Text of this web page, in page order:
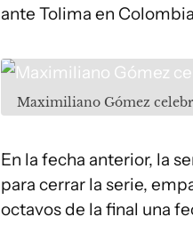
ante Tolima en
Maximiliano Gómez
En la fecha anterior, la
para cerrar la serie,
octavos de la final una